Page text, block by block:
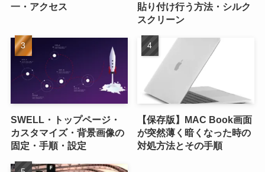
一・アクセス
貼り付け行う方法・シルク
スクリーン
SWELL・トップページ・
カスタマイズ・背景画像の
固定・手順・設定
【保存版】MAC Book画面
が突然薄く暗くなった時の
対処方法とその手順